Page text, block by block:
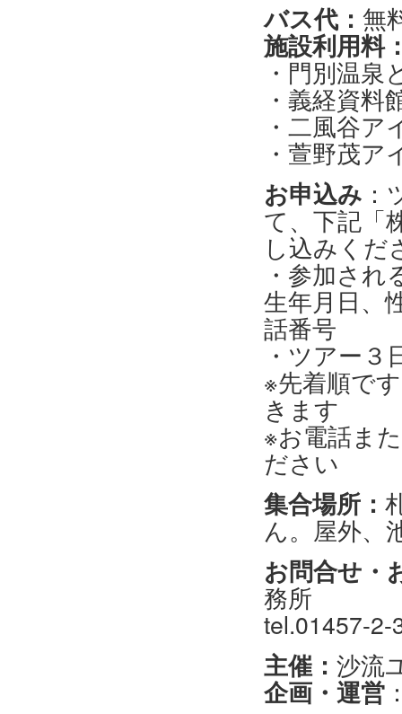
バス代： 無
施設利用料
・門別温泉
・義経資料
・二風谷ア
・萱野茂ア
お申込み
て、下記「
し込みくだ
・参加さ
生年月日、
話番号
・ツアー
※先着順で
きます
※お電話ま
ださい
集合場所：
ん。屋外、
お問合せ・
務所
tel.01457-2-
主催： 沙流
企画・運営